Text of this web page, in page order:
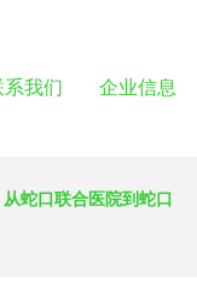
系我们 企业信息
蛇口联合医院到蛇口